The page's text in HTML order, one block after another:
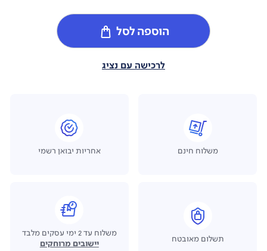
הוספה לסל
לרכישה עם נציג
משלוח חינם אחריות יבואן רשמי
תשלום מאובטח
משלוח עד 2 ימי עסקים מלבד
יישובים מרוחקים